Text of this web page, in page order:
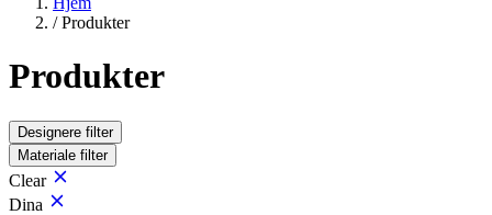
/ Produkter
Produkter
Designere filter
Materiale filter
Clear
Dina